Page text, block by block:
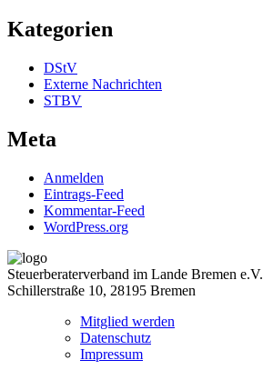
Kategorien
DStV
Externe Nachrichten
STBV
Meta
Anmelden
Eintrags-Feed
Kommentar-Feed
WordPress.org
Steuerberaterverband im Lande Bremen e.V.
Schillerstraße 10, 28195 Bremen
Mitglied werden
Datenschutz
Impressum